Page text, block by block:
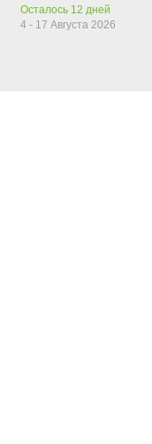
Осталось 12 дней
4 - 17 Августа 2026